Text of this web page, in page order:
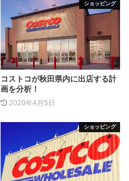
ショッピング
コストコが秋田県内に出店する計
画を分析！
2020年4月5日
ショッピング